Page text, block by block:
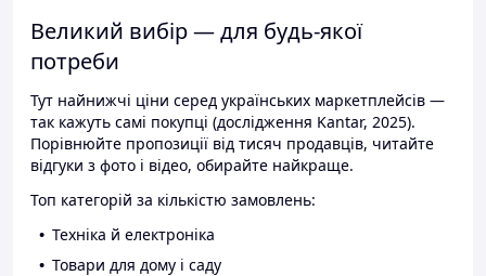
Великий вибір — для будь-якої
потреби
Тут найнижчі ціни серед українських маркетплейсів —
так кажуть самі покупці (дослідження Kantar, 2025).
Порівнюйте пропозиції від тисяч продавців, читайте
відгуки з фото і відео, обирайте найкраще.
Топ категорій за кількістю замовлень:
Техніка й електроніка
Товари для дому і саду